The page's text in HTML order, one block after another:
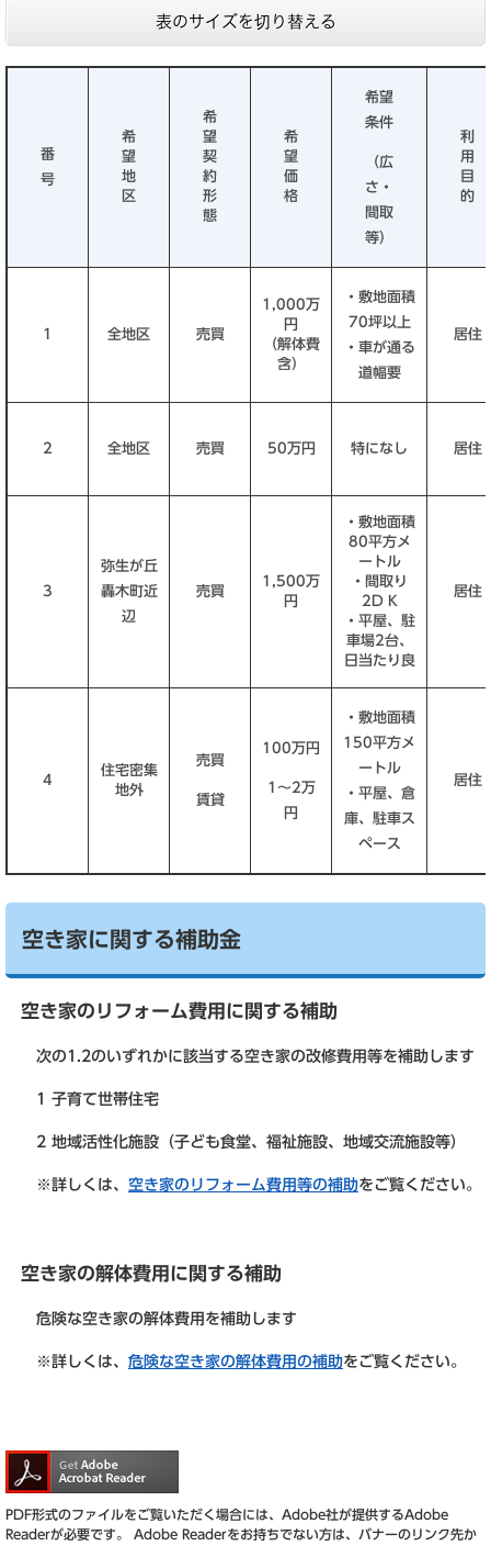
表のサイズを切り替える
番
号
希
望
地
区
希
望
契
約
形
態
希
望
価
格
希望
条件
（広
さ・
間取
等）
利
用
目
的
1 全地区 売買
1,000万
円
（解体費
含）
・敷地面積
70坪以上
・車が通る
道幅要
居住
2 全地区 売買 50万円 特になし 居住
3
弥生が丘
轟木町近
辺
売買
1,500万
円
・敷地面積
80平方メ
ートル
・間取り
2D K
・平屋、駐
車場2台、
日当たり良
居住
4
住宅密集
地外
売買
賃貸
100万円
1～2万
円
・敷地面積
150平方メ
ートル
・平屋、倉
庫、駐車ス
ペース
居住
空き家に関する補助金
空き家のリフォーム費用に関する補助
次の1.2のいずれかに該当する空き家の改修費用等を補助します
1 子育て世帯住宅
2 地域活性化施設（子ども食堂、福祉施設、地域交流施設等）
※詳しくは、 空き家のリフォーム費用等の補助をご覧ください。
空き家の解体費用に関する補助
危険な空き家の解体費用を補助します
※詳しくは、 危険な空き家の解体費用の補助をご覧ください。
PDF形式のファイルをご覧いただく場合には、Adobe社が提供するAdobe
Readerが必要です。
Adobe Readerをお持ちでない方は、バナーのリンク先か